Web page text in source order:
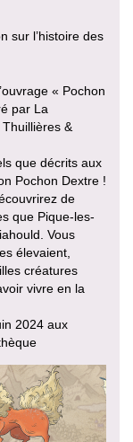
sur l’histoire des
« Pochon
par La
&
que décrits aux
Pochon Dextre !
de
que Pique-les-
Vous
élevaient,
créatures
vivre en la
2024 aux